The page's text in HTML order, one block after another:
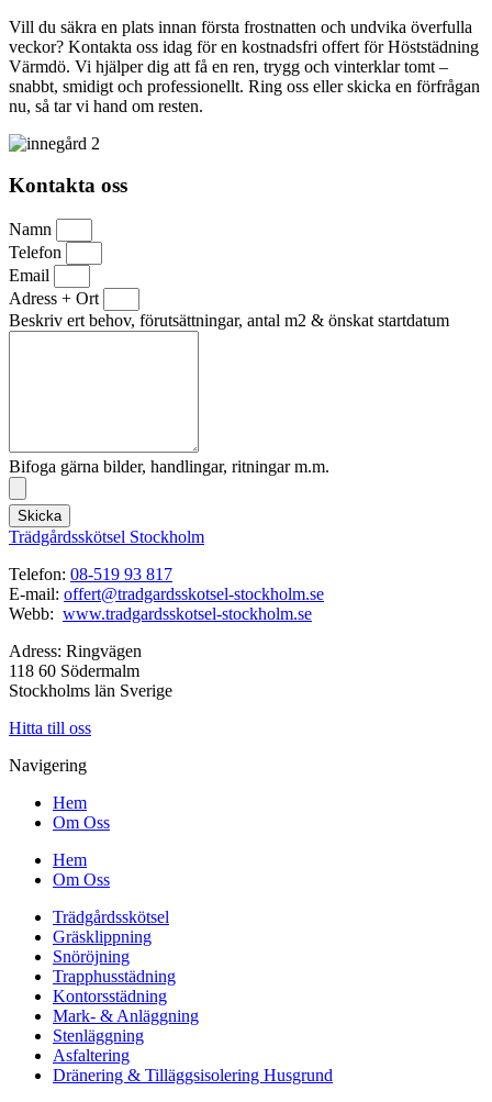
Vill du säkra en plats innan första frostnatten och undvika överfulla
veckor? Kontakta oss idag för en kostnadsfri offert för Höststädning
Värmdö. Vi hjälper dig att få en ren, trygg och vinterklar tomt –
snabbt, smidigt och professionellt. Ring oss eller skicka en förfrågan
nu, så tar vi hand om resten.
Kontakta oss
Namn
Telefon
Email
Adress + Ort
Beskriv ert behov, förutsättningar, antal m2 & önskat startdatum
Bifoga gärna bilder, handlingar, ritningar m.m.
Skicka
Trädgårdsskötsel Stockholm
Telefon: 08-519 93 817
E-mail: offert@tradgardsskotsel-stockholm.se
Webb: www.tradgardsskotsel-stockholm.se
Adress: Ringvägen
118 60 Södermalm
Stockholms län Sverige
Hitta till oss
Navigering
Hem
Om Oss
Hem
Om Oss
Trädgårdsskötsel
Gräsklippning
Snöröjning
Trapphusstädning
Kontorsstädning
Mark- & Anläggning
Stenläggning
Asfaltering
Dränering & Tilläggsisolering Husgrund